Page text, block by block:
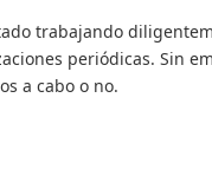
trabajando
periódicas. Sin
a cabo o no.